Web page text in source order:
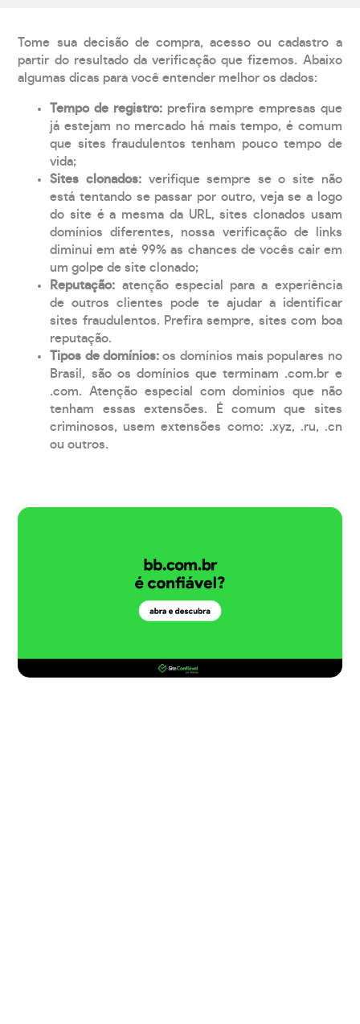
Tome sua decisão de compra, acesso ou cadastro a
partir do resultado da verificação que fizemos. Abaixo
algumas dicas para você entender melhor os dados:
Tempo de registro: prefira sempre empresas que
já estejam no mercado há mais tempo, é comum
que sites fraudulentos tenham pouco tempo de
vida;
Sites clonados: verifique sempre se o site não
está tentando se passar por outro, veja se a logo
do site é a mesma da URL, sites clonados usam
domínios diferentes, nossa verificação de links
diminui em até 99% as chances de vocês cair em
um golpe de site clonado;
Reputação: atenção especial para a experiência
de outros clientes pode te ajudar a identificar
sites fraudulentos. Prefira sempre, sites com boa
reputação.
Tipos de domínios:os domínios mais populares no
Brasil, são os domínios que terminam .com.br e
.com. Atenção especial com domínios que não
tenham essas extensões. É comum que sites
criminosos, usem extensões como: .xyz, .ru, .cn
ou outros.